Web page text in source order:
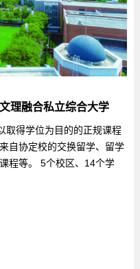
理融合私立综合大学
取得学位为目的的正规课程
自协定校的交换留学、留学
程等。 5个校区、14个学